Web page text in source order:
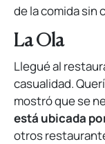
de la comida sin
La Ola
Llegué al
casualidad.
mostró que se
está ubicada
otros